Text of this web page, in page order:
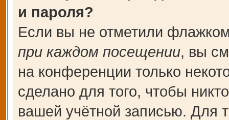
и пароля?
Если вы не отметили
при каждом посещении, вы
на конференции только
сделано для того, чтобы
вашей учётной записью. Для